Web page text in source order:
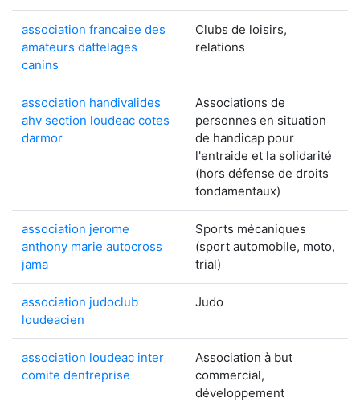
association francaise des
amateurs dattelages
canins
Clubs de loisirs,
relations
association handivalides
ahv section loudeac cotes
darmor
Associations de
personnes en situation
de handicap pour
l'entraide et la solidarité
(hors défense de droits
fondamentaux)
association jerome
anthony marie autocross
jama
Sports mécaniques
(sport automobile, moto,
trial)
association judoclub
loudeacien
Judo
association loudeac inter
comite dentreprise
Association à but
commercial,
développement